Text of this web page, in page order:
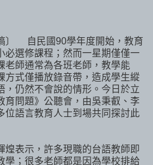
〕 自民國90學年度開始，教育
必選修課程；然而一星期僅僅一
老師通常為各班老師，教學能
方式僅播放錄音帶，造成學生縱
，仍然不會說的情形。今日於立
育問題》公聽會，由吳秉叡、李
位語言教育人士到場共同探討此
煌表示，許多現職的台語教師即
學；很多老師都是因為學校排給